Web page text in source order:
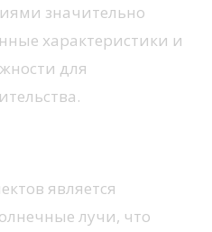
значительно
характеристики и
для
является
лучи, что